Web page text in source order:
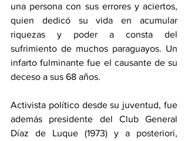
una persona con sus errores y aciertos,
quien dedicó su vida en acumular
riquezas y poder a consta del
sufrimiento de muchos paraguayos. Un
infarto fulminante fue el causante de su
deceso a sus 68 años.
Activista político desde su juventud, fue
además presidente del Club General
Díaz de Luque (1973) y a posteriori,